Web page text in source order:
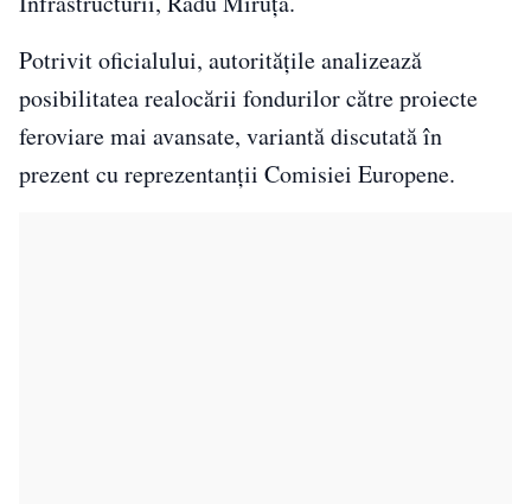
Potrivit oficialului, autoritățile analizează
posibilitatea realocării fondurilor către proiecte
feroviare mai avansate, variantă discutată în
prezent cu reprezentanții Comisiei Europene.